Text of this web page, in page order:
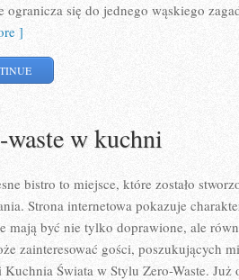
ogranicza się do jednego wąskiego
]
waste w kuchni
bistro to miejsce, które zostało
Strona internetowa pokazuje
mają być nie tylko doprawione, ale
zainteresować gości, poszukujących
Świata w Stylu Zero-Waste. Już